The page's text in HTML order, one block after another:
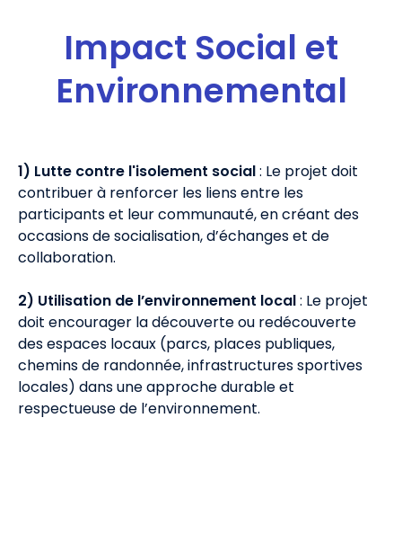
Impact Social et
Environnemental
1) Lutte contre l'isolement social: Le projet doit
contribuer à renforcer les liens entre les
participants et leur communauté, en créant des
occasions de socialisation, d’échanges et de
collaboration.
2) Utilisation de l’environnement local: Le projet
doit encourager la découverte ou redécouverte
des espaces locaux (parcs, places publiques,
chemins de randonnée, infrastructures sportives
locales) dans une approche durable et
respectueuse de l’environnement.